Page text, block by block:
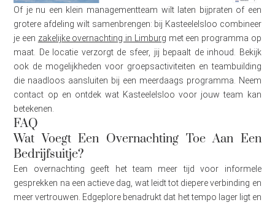
Of je nu een klein managementteam wilt laten bijpraten of een
grotere afdeling wilt samenbrengen: bij Kasteelelsloo combineer
je een zakelijke overnachting in Limburg met een programma op
maat. De locatie verzorgt de sfeer, jij bepaalt de inhoud. Bekijk
ook de mogelijkheden voor groepsactiviteiten en teambuilding
die naadloos aansluiten bij een meerdaags programma. Neem
contact op en ontdek wat Kasteelelsloo voor jouw team kan
betekenen.
FAQ
Wat Voegt Een Overnachting Toe Aan Een
Bedrijfsuitje?
Een overnachting geeft het team meer tijd voor informele
gesprekken na een actieve dag, wat leidt tot diepere verbinding en
meer vertrouwen. Edgeplore benadrukt dat het tempo lager ligt en